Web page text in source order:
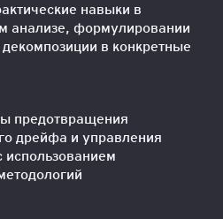
навыки в
анализе, формулировании
декомпозиции в конкретные
предотвращения
дрейфа и управления
использованием